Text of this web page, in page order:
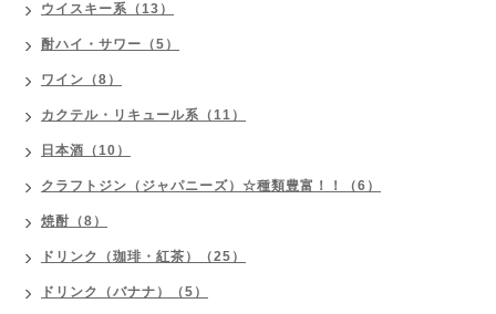
ウイスキー系（13）
酎ハイ・サワー（5）
ワイン（8）
カクテル・リキュール系（11）
日本酒（10）
クラフトジン（ジャパニーズ）☆種類豊富！！（6）
焼酎（8）
ドリンク（珈琲・紅茶）（25）
ドリンク（バナナ）（5）